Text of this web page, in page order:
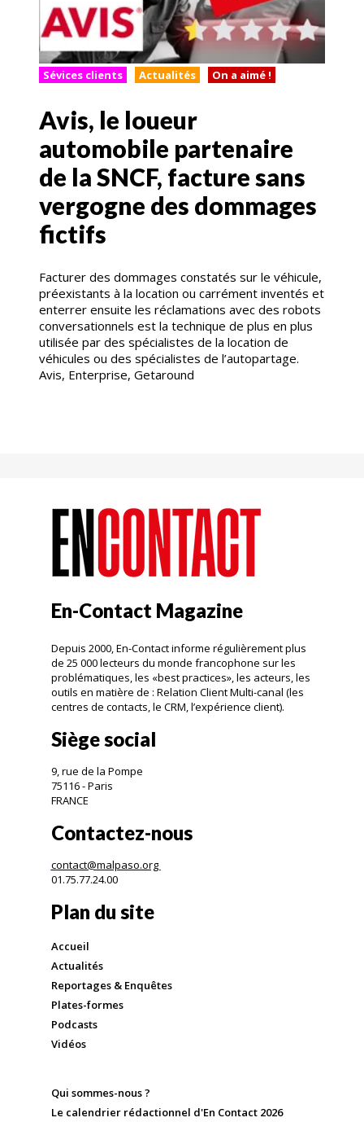
Sévices clients Actualités On a aimé !
Avis, le loueur
automobile partenaire
de la SNCF, facture sans
vergogne des dommages
fictifs
Facturer des dommages constatés sur le véhicule,
préexistants à la location ou carrément inventés et
enterrer ensuite les réclamations avec des robots
conversationnels est la technique de plus en plus
utilisée par des spécialistes de la location de
véhicules ou des spécialistes de l’autopartage.
Avis, Enterprise, Getaround
En-Contact Magazine
Depuis 2000, En-Contact informe régulièrement plus
de 25 000 lecteurs du monde francophone sur les
problématiques, les «best practices», les acteurs, les
outils en matière de : Relation Client Multi-canal (les
centres de contacts, le CRM, l’expérience client).
Siège social
9, rue de la Pompe
75116 - Paris
FRANCE
Contactez-nous
contact@malpaso.org
01.75.77.24.00
Plan du site
Accueil
Actualités
Reportages & Enquêtes
Plates-formes
Podcasts
Vidéos
Qui sommes-nous ?
Le calendrier rédactionnel d'En Contact 2026